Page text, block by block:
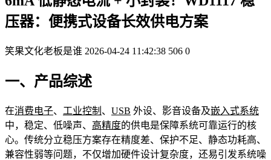
压器：便携式设备长效供电方案
笑果文化老板是谁 2026-04-24 11:42:38 506 0
一、产品综述
在消费电子、 工业控制 、 USB 外设、影音设备及嵌入式系统
中，稳定、低噪声、 高精度的供电是保障系统可靠运行的核
心。传统分立稳压方案存在精度差、保护不足、静态功耗高、
兼容性弱等问题，不仅增加硬件设计复杂度，还易引发系统噪